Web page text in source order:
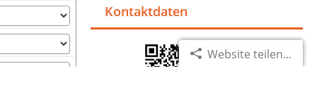
Kontaktdaten
Website teilen...